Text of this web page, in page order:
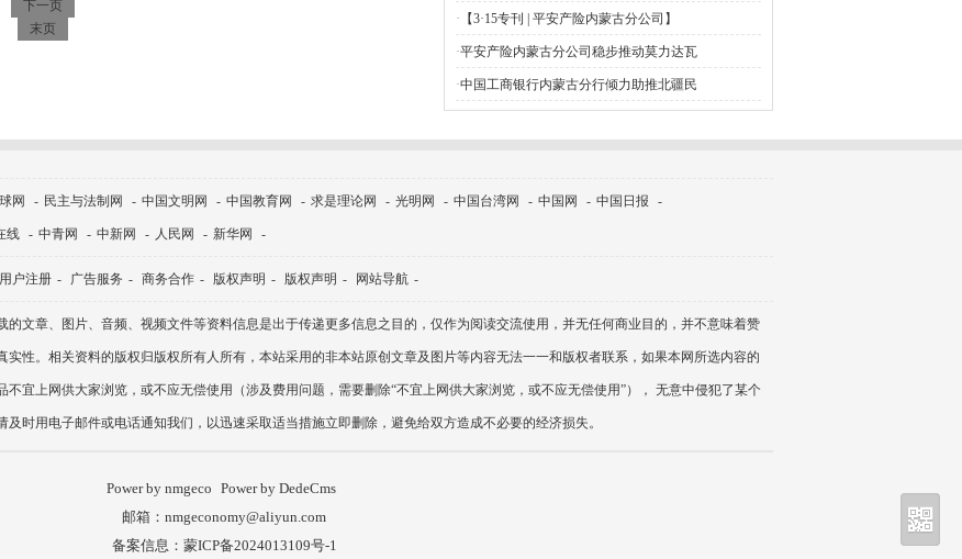
下一页
末页
· 【3·15专刊 | 平安产险内蒙古分公司】
·平安产险内蒙古分公司稳步推动莫力达瓦
·中国工商银行内蒙古分行倾力助推北疆民
网 - 民主与法制网 - 中国文明网 - 中国教育网 - 求是理论网 - 光明网 - 中国台湾网 - 中国网 - 中国日报 -
线 - 中青网 - 中新网 - 人民网 - 新华网 -
用户注册 - 广告服务 - 商务合作 - 版权声明 - 版权声明 - 网站导航 -
的文章、图片、音频、视频文件等资料信息是出于传递更多信息之目的，仅作为阅读交流使用，并无任何商业目的，并不意味着赞
实性。相关资料的版权归版权所有人所有，本站采用的非本站原创文章及图片等内容无法一一和版权者联系，如果本网所选内容的
不宜上网供大家浏览，或不应无偿使用（涉及费用问题，需要删除“不宜上网供大家浏览，或不应无偿使用”）， 无意中侵犯了某个
及时用电子邮件或电话通知我们，以迅速采取适当措施立即删除，避免给双方造成不必要的经济损失。
Power by nmgeco Power by DedeCms
邮箱：nmgeconomy@aliyun.com
备案信息：蒙ICP备2024013109号-1